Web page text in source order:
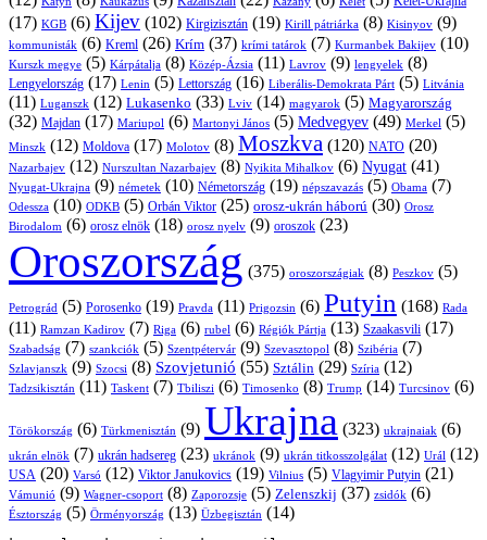
(17) KGB (6) Kijev (102) Kirgizisztán (19) Kirill pátriárka (8) Kisinyov (9)
kommunisták (6) Kreml (26) Krím (37) krími tatárok (7) Kurmanbek Bakijev (10)
Kurszk megye (5) Kárpátalja (8) Közép-Ázsia (11) Lavrov (9) lengyelek (8)
Lengyelország (17) Lenin (5) Lettország (16) Liberális-Demokrata Párt (5) Litvánia
(11) Luganszk (12) Lukasenko (33) Lviv (14) magyarok (5) Magyarország
(32) Majdan (17) Mariupol (6) Martonyi János (5) Medvegyev (49) Merkel (5)
Minszk (12) Moldova (17) Molotov (8) Moszkva (120) NATO (20)
Nazarbajev (12) Nurszultan Nazarbajev (8) Nyikita Mihalkov (6) Nyugat (41)
Nyugat-Ukrajna (9) németek (10) Németország (19) népszavazás (5) Obama (7)
Odessza (10) ODKB (5) Orbán Viktor (25) orosz-ukrán háború (30) Orosz
Birodalom (6) orosz elnök (18) orosz nyelv (9) oroszok (23)
Oroszország (375) oroszországiak (8) Peszkov (5)
Petrográd (5) Porosenko (19) Pravda (11) Prigozsin (6) Putyin (168) Rada
(11) Ramzan Kadirov (7) Riga (6) rubel (6) Régiók Pártja (13) Szaakasvili (17)
Szabadság (7) szankciók (5) Szentpétervár (9) Szevasztopol (8) Szibéria (7)
Szlavjanszk (9) Szocsi (8) Szovjetunió (55) Sztálin (29) Szíria (12)
Tadzsikisztán (11) Taskent (7) Tbiliszi (6) Timosenko (8) Trump (14) Turcsinov (6)
Törökország (6) Türkmenisztán (9) Ukrajna (323) ukrajnaiak (6)
ukrán elnök (7) ukrán hadsereg (23) ukránok (9) ukrán titkosszolgálat (12) Urál (12)
USA (20) Varsó (12) Viktor Janukovics (19) Vilnius (5) Vlagyimir Putyin (21)
Vámunió (9) Wagner-csoport (8) Zaporozsje (5) Zelenszkij (37) zsidók (6)
Észtország (5) Örményország (13) Üzbegisztán (14)